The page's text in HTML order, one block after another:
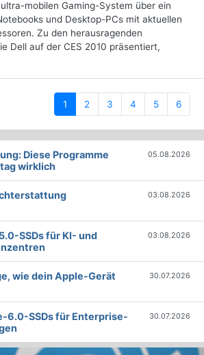
mobilen Gaming-System über ein
und Desktop-PCs mit aktuellen
Zu den herausragenden
Dell auf der CES 2010 präsentiert,
1 (current)
2 3 4 5 6
Diese Programme
wirklich
05.08.2026
03.08.2026
SSDs für KI- und
03.08.2026
wie dein Apple-Gerät
30.07.2026
6.0-SSDs für Enterprise-
30.07.2026